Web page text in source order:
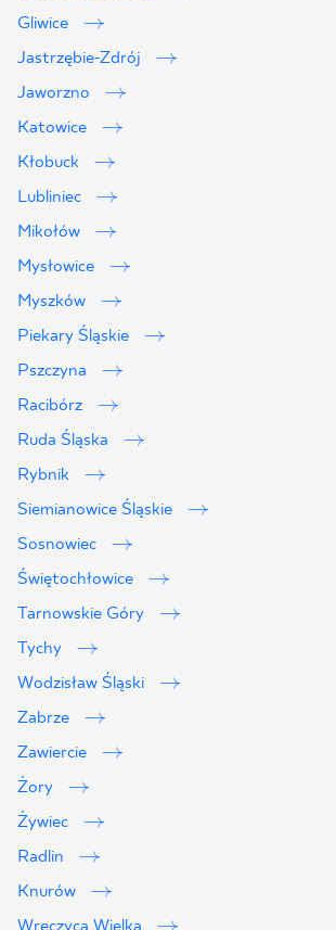
Gliwice
Jastrzębie-Zdrój
Jaworzno
Katowice
Kłobuck
Lubliniec
Mikołów
Mysłowice
Myszków
Piekary Śląskie
Pszczyna
Racibórz
Ruda Śląska
Rybnik
Siemianowice Śląskie
Sosnowiec
Świętochłowice
Tarnowskie Góry
Tychy
Wodzisław Śląski
Zabrze
Zawiercie
Żory
Żywiec
Radlin
Knurów